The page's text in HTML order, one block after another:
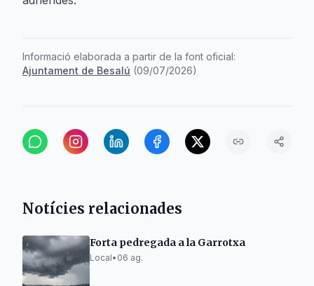
Informació elaborada a partir de la font oficial:
Ajuntament de Besalú (09/07/2026)
Notícies relacionades
Forta pedregada a la Garrotxa
Local• 06 ag.